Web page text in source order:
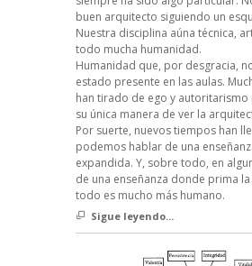
buen arquitecto siguiendo un
Nuestra disciplina aúna técnica,
todo mucha humanidad.
Humanidad que, por desgracia,
estado presente en las aulas.
han tirado de ego y
su única manera de ver la
Por suerte, nuevos tiempos han
podemos hablar de una
expandida. Y, sobre todo, en
de una enseñanza donde prima
todo es mucho más humano.
Sigue leyendo...